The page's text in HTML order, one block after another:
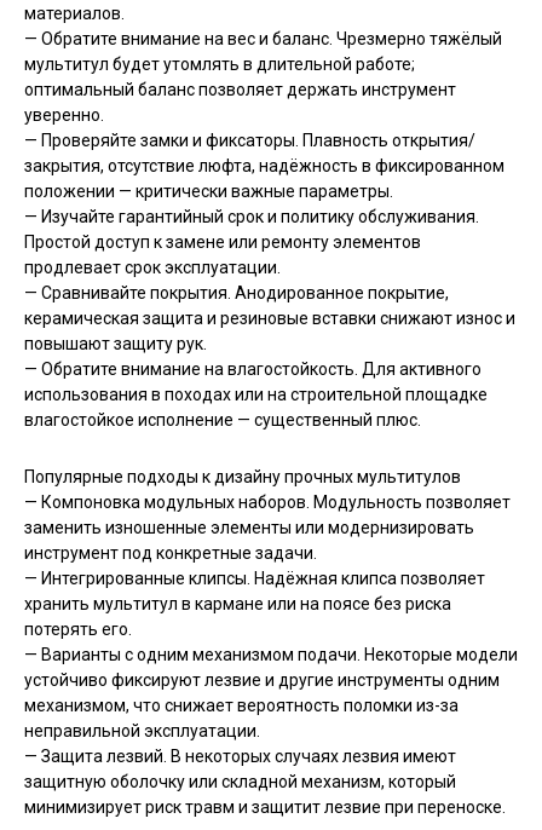
материалов.
— Обратите внимание на вес и баланс. Чрезмерно тяжёлый
мультитул будет утомлять в длительной работе;
оптимальный баланс позволяет держать инструмент
уверенно.
— Проверяйте замки и фиксаторы. Плавность открытия/
закрытия, отсутствие люфта, надёжность в фиксированном
положении — критически важные параметры.
— Изучайте гарантийный срок и политику обслуживания.
Простой доступ к замене или ремонту элементов
продлевает срок эксплуатации.
— Сравнивайте покрытия. Анодированное покрытие,
керамическая защита и резиновые вставки снижают износ и
повышают защиту рук.
— Обратите внимание на влагостойкость. Для активного
использования в походах или на строительной площадке
влагостойкое исполнение — существенный плюс.
Популярные подходы к дизайну прочных мультитулов
— Компоновка модульных наборов. Модульность позволяет
заменить изношенные элементы или модернизировать
инструмент под конкретные задачи.
— Интегрированные клипсы. Надёжная клипса позволяет
хранить мультитул в кармане или на поясе без риска
потерять его.
— Варианты с одним механизмом подачи. Некоторые модели
устойчиво фиксируют лезвие и другие инструменты одним
механизмом, что снижает вероятность поломки из-за
неправильной эксплуатации.
— Защита лезвий. В некоторых случаях лезвия имеют
защитную оболочку или складной механизм, который
минимизирует риск травм и защитит лезвие при переноске.